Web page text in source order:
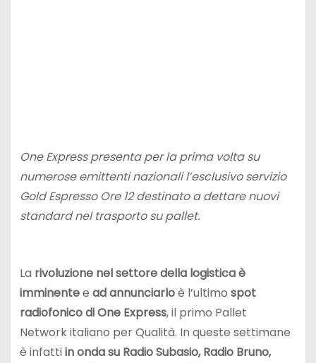
One Express presenta per la prima volta su
numerose emittenti nazionali l’esclusivo servizio
Gold Espresso Ore 12 destinato a dettare nuovi
standard nel trasporto su pallet.
La rivoluzione nel settore della logistica è
imminentee ad annunciarloè l’ultimo spot
radiofonico di One Express, il primo Pallet
Network italiano per Qualità. In queste settimane
è infattiin onda su Radio Subasio, Radio Bruno,